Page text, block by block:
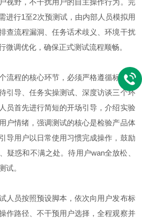
进行1至2次预测试，由内部人员模拟用
查流程漏洞、任务话术歧义、环境干扰
微调优化，确保正式测试流程顺畅。
程的核心环节，必须严格遵循标准化
引导、任务实操测试、深度访谈三个环
员首先进行简短的开场引导，介绍实验
户情绪，强调测试的核心是检验产品体
导用户以日常使用习惯完成操作，鼓励
疑惑和不满之处。待用户wan全放松、
试。
员按照预设脚本，依次向用户发布标
作路径、不干预用户选择，全程观察并